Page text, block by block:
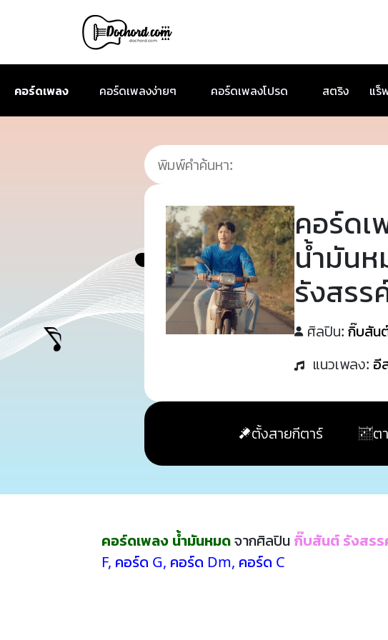
คอร์ดเพลง คอร์ดเพลงง่ายๆ คอร์ดเพลงโปรด สตริง แร็
คอร์ดเ
น้ำมัน
รังสรร
ศิลปิน: กิ๊บสัน
แนวเพลง: อี
ตั้งสายกีตาร์ ต
คอร์ดเพลง น้ำมันหมดจากศิลปิน กิ๊บสันต์ รังสร
F, คอร์ด G, คอร์ด Dm, คอร์ด C